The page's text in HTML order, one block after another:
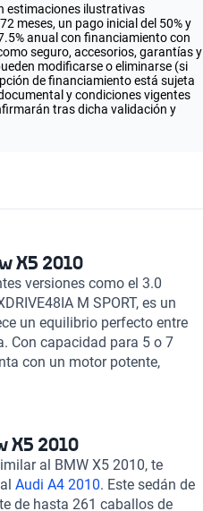
estimaciones ilustrativas
meses, un pago inicial del 50% y
anual con financiamiento con
seguro, accesorios, garantías y
modificarse o eliminarse (si
de financiamiento está sujeta
y condiciones vigentes
tras dicha validación y
X5 2010
versiones como el 3.0
M SPORT, es un
un equilibrio perfecto entre
Con capacidad para 5 o 7
con un motor potente,
interior de cuero que
asistencia de frenado, así
que añade un toque
nos enorgullece ofrecer
calidad como el BMW X5
X5 2010
al BMW X5 2010, te
Audi A4 2010. Este sedán de
de hasta 261 caballos de